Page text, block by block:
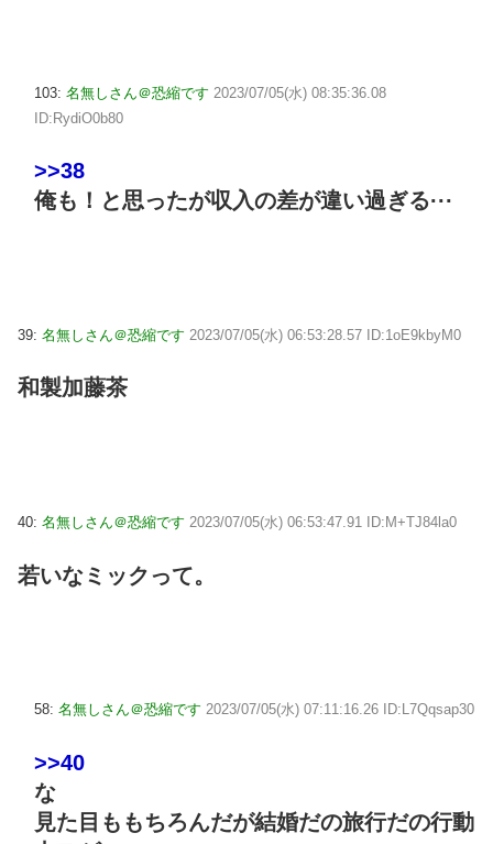
103: 名無しさん＠恐縮です 2023/07/05(水) 08:35:36.08
ID:RydiO0b80
>>38
俺も！と思ったが収入の差が違い過ぎる···
39: 名無しさん＠恐縮です 2023/07/05(水) 06:53:28.57 ID:1oE9kbyM0
和製加藤茶
40: 名無しさん＠恐縮です 2023/07/05(水) 06:53:47.91 ID:M+TJ84la0
若いなミックって。
58: 名無しさん＠恐縮です 2023/07/05(水) 07:11:16.26 ID:L7Qqsap30
>>40
な
見た目ももちろんだが結婚だの旅行だの行動